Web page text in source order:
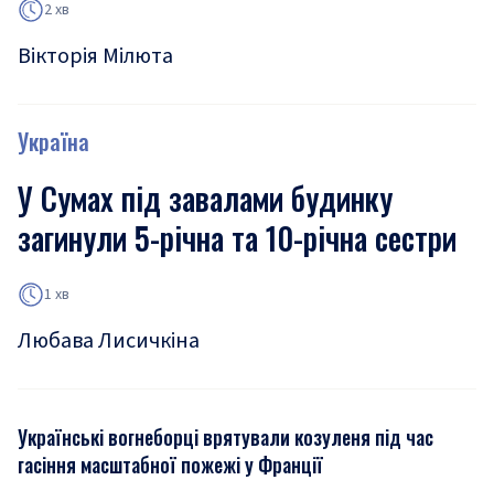
2 хв
Вікторія Мілюта
Україна
У Сумах під завалами будинку
загинули 5-річна та 10-річна сестри
1 хв
Любава Лисичкіна
Українські вогнеборці врятували козуленя під час
гасіння масштабної пожежі у Франції